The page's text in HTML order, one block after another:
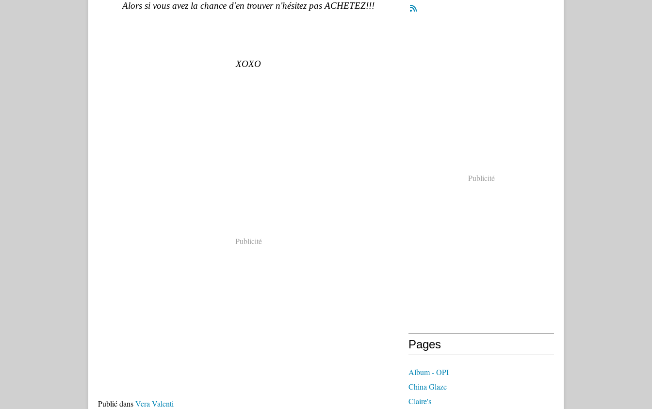
Alors si vous avez la chance d'en trouver n'hésitez pas ACHETEZ!!!
XOXO
Publicité
Publié dansVera Valenti
Publicité
Pages
Album - OPI
China Glaze
Claire's